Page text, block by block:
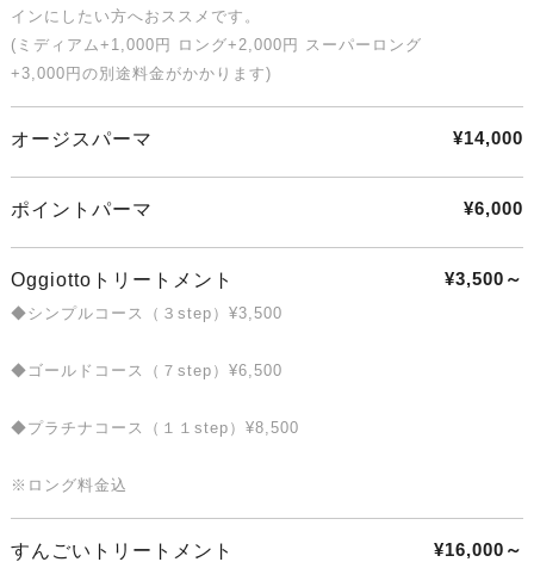
インにしたい方へおススメです。
(ミディアム+1,000円 ロング+2,000円 スーパーロング
+3,000円の別途料金がかかります)
オージスパーマ ¥14,000
ポイントパーマ ¥6,000
Oggiottoトリートメント
◆シンプルコース（３step）¥3,500
◆ゴールドコース（７step）¥6,500
◆プラチナコース（１１step）¥8,500
※ロング料金込
¥3,500～
すんごいトリートメント ¥16,000～